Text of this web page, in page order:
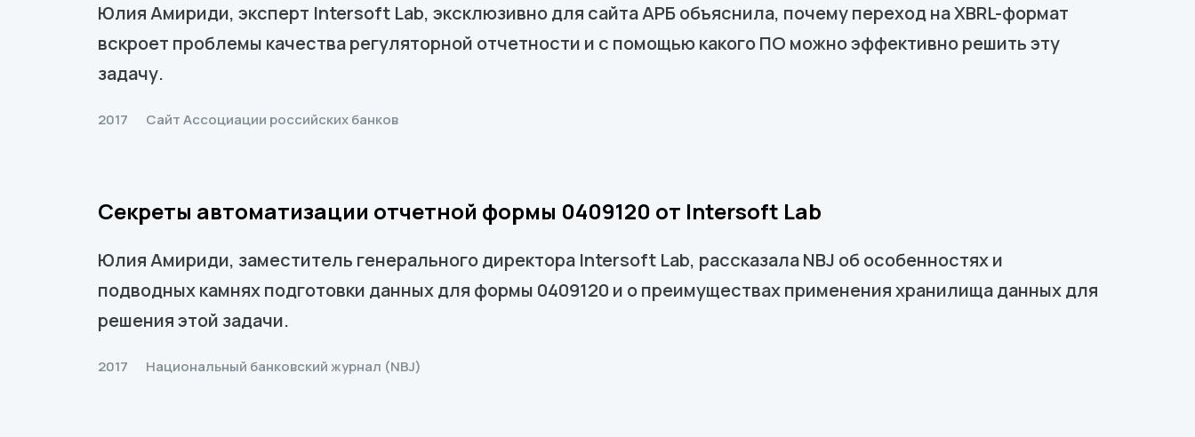
Юлия Амириди, эксперт Intersoft Lab, эксклюзивно для сайта АРБ объяснила, почему переход на XBRL-формат
вскроет проблемы качества регуляторной отчетности и с помощью какого ПО можно эффективно решить эту
задачу.
2017 Сайт Ассоциации российских банков
Секреты автоматизации отчетной формы 0409120 от Intersoft Lab
Юлия Амириди, заместитель генерального директора Intersoft Lab, рассказала NBJ об особенностях и
подводных камнях подготовки данных для формы 0409120 и о преимуществах применения хранилища данных для
решения этой задачи.
2017 Национальный банковский журнал (NBJ)